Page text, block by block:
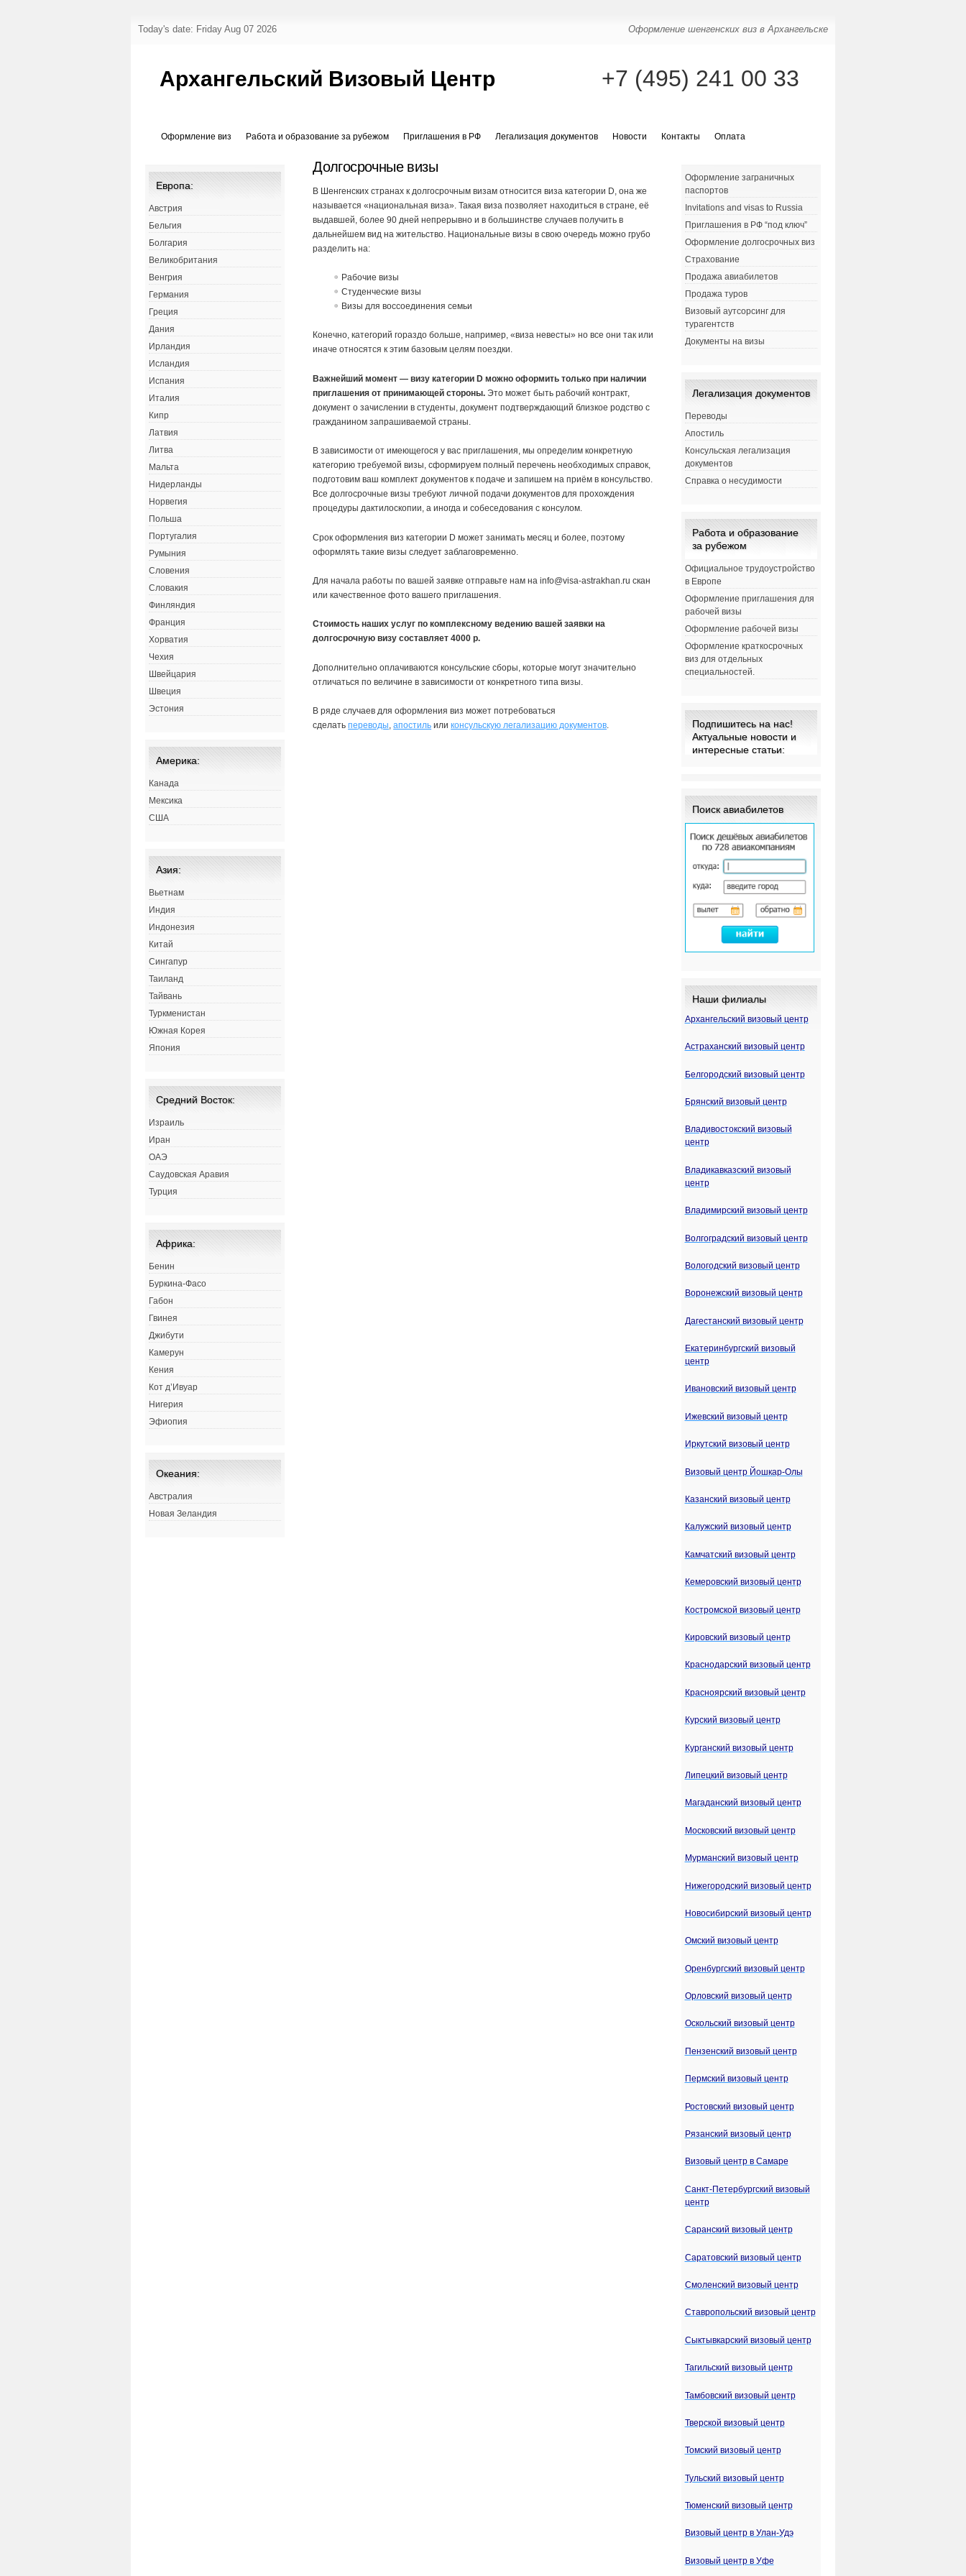
Оформление шенгенских виз в Архангельске
Today's date: Friday Aug 07 2026
Архангельский Визовый Центр +7 (495) 241 00 33
Оформление виз Работа и образование за рубежом Приглашения в РФ Легализация документов Новости Контакты Оплата
Долгосрочные визы
В Шенгенских странах к долгосрочным визам относится виза категории D, она же
называется «национальная виза». Такая виза позволяет находиться в стране, её
выдавшей, более 90 дней непрерывно и в большинстве случаев получить в
дальнейшем вид на жительство. Национальные визы в свою очередь можно грубо
разделить на:
Рабочие визы
Студенческие визы
Визы для воссоединения семьи
Конечно, категорий гораздо больше, например, «виза невесты» но все они так или
иначе относятся к этим базовым целям поездки.
Важнейший момент — визу категории D можно оформить только при наличии
приглашения от принимающей стороны. Это может быть рабочий контракт,
документ о зачислении в студенты, документ подтверждающий близкое родство с
гражданином запрашиваемой страны.
В зависимости от имеющегося у вас приглашения, мы определим конкретную
категорию требуемой визы, сформируем полный перечень необходимых справок,
подготовим ваш комплект документов к подаче и запишем на приём в консульство.
Все долгосрочные визы требуют личной подачи документов для прохождения
процедуры дактилоскопии, а иногда и собеседования с консулом.
Срок оформления виз категории D может занимать месяц и более, поэтому
оформлять такие визы следует заблаговременно.
Для начала работы по вашей заявке отправьте нам на info@visa-astrakhan.ru скан
или качественное фото вашего приглашения.
Стоимость наших услуг по комплексному ведению вашей заявки на
долгосрочную визу составляет 4000 р.
Дополнительно оплачиваются консульские сборы, которые могут значительно
отличаться по величине в зависимости от конкретного типа визы.
В ряде случаев для оформления виз может потребоваться
сделатьпереводы,апостиль иликонсульскую легализацию документов.
Европа:
Австрия
Бельгия
Болгария
Великобритания
Венгрия
Германия
Греция
Дания
Ирландия
Исландия
Испания
Италия
Кипр
Латвия
Литва
Мальта
Нидерланды
Норвегия
Польша
Португалия
Румыния
Словения
Словакия
Финляндия
Франция
Хорватия
Чехия
Швейцария
Швеция
Эстония
Америка:
Канада
Мексика
США
Азия:
Вьетнам
Индия
Индонезия
Китай
Сингапур
Таиланд
Тайвань
Туркменистан
Южная Корея
Япония
Средний Восток:
Израиль
Иран
ОАЭ
Саудовская Аравия
Турция
Африка:
Бенин
Буркина-Фасо
Габон
Гвинея
Джибути
Камерун
Кения
Кот д’Ивуар
Нигерия
Эфиопия
Океания:
Австралия
Новая Зеландия
Оформление заграничных
паспортов
Invitations and visas to Russia
Приглашения в РФ “под ключ”
Оформление долгосрочных виз
Страхование
Продажа авиабилетов
Продажа туров
Визовый аутсорсинг для
турагентств
Документы на визы
Легализация документов
Переводы
Апостиль
Консульская легализация
документов
Справка о несудимости
Работа и образование
за рубежом
Официальное трудоустройство
в Европе
Оформление приглашения для
рабочей визы
Оформление рабочей визы
Оформление краткосрочных
виз для отдельных
специальностей.
Подпишитесь на нас!
Актуальные новости и
интересные статьи:
Поиск авиабилетов
Наши филиалы
Архангельский визовый центр
Астраханский визовый центр
Белгородский визовый центр
Брянский визовый центр
Владивостокский визовый
центр
Владикавказский визовый
центр
Владимирский визовый центр
Волгоградский визовый центр
Вологодский визовый центр
Воронежский визовый центр
Дагестанский визовый центр
Екатеринбургский визовый
центр
Ивановский визовый центр
Ижевский визовый центр
Иркутский визовый центр
Визовый центр Йошкар-Олы
Казанский визовый центр
Калужский визовый центр
Камчатский визовый центр
Кемеровский визовый центр
Костромской визовый центр
Кировский визовый центр
Краснодарский визовый центр
Красноярский визовый центр
Курский визовый центр
Курганский визовый центр
Липецкий визовый центр
Магаданский визовый центр
Московский визовый центр
Мурманский визовый центр
Нижегородский визовый центр
Новосибирский визовый центр
Омский визовый центр
Оренбургский визовый центр
Орловский визовый центр
Оскольский визовый центр
Пензенский визовый центр
Пермский визовый центр
Ростовский визовый центр
Рязанский визовый центр
Визовый центр в Самаре
Санкт-Петербургский визовый
центр
Саранский визовый центр
Саратовский визовый центр
Смоленский визовый центр
Ставропольский визовый центр
Сыктывкарский визовый центр
Тагильский визовый центр
Тамбовский визовый центр
Тверской визовый центр
Томский визовый центр
Тульский визовый центр
Тюменский визовый центр
Визовый центр в Улан-Удэ
Визовый центр в Уфе